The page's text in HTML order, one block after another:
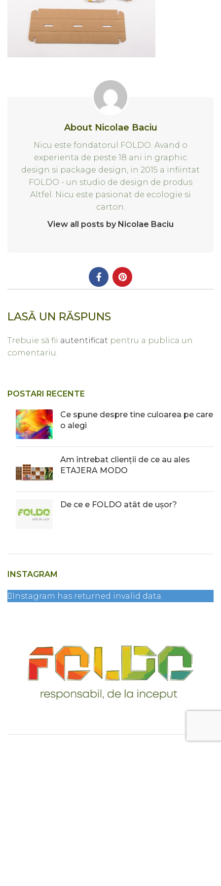
About Nicolae Baciu
Nicu este fondatorul FOLDO. Avand o
experienta de peste 18 ani in graphic
design si package design, in 2015 a infiintat
FOLDO - un studio de design de produs
Altfel. Nicu este pasionat de ecologie si
carton.
View all posts by Nicolae Baciu
LASĂ UN RĂSPUNS
Trebuie să fii autentificat pentru a publica un
comentariu.
POSTARI RECENTE
Ce spune despre tine culoarea pe care
o alegi
Am întrebat clienții de ce au ales
ETAJERA MODO
De ce e FOLDO atât de ușor?
INSTAGRAM
Instagram has returned invalid data.